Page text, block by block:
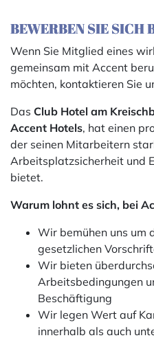
BEWERBEN SIE SICH
Wenn Sie Mitglied eines
gemeinsam mit Accent
möchten, kontaktieren Sie
Das Club Hotel am
Accent Hotels, hat einen
der seinen Mitarbeitern
Arbeitsplatzsicherheit und
bietet.
Warum lohnt es sich, bei
Wir bemühen uns um
gesetzlichen
Wir bieten
Arbeitsbedingungen
Beschäftigung
Wir legen Wert auf
innerhalb als auch